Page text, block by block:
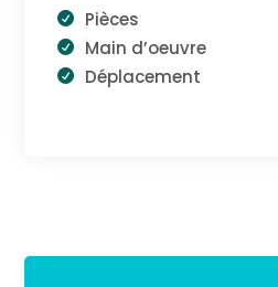
Pièces
Main d’oeuvre
Déplacement